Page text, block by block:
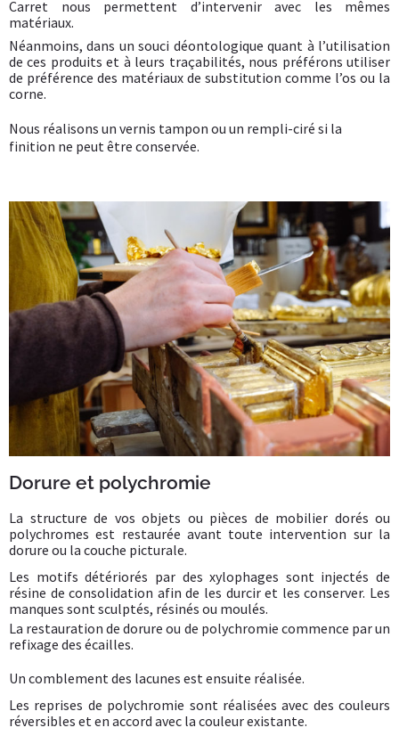
Carret nous permettent d’intervenir avec les mêmes
matériaux.
Néanmoins, dans un souci déontologique quant à l’utilisation
de ces produits et à leurs traçabilités, nous préférons utiliser
de préférence des matériaux de substitution comme l’os ou la
corne.
Nous réalisons un vernis tampon ou un rempli-ciré si la
finition ne peut être conservée.
Dorure et polychromie
La structure de vos objets ou pièces de mobilier dorés ou
polychromes est restaurée avant toute intervention sur la
dorure ou la couche picturale.
Les motifs détériorés par des xylophages sont injectés de
résine de consolidation afin de les durcir et les conserver. Les
manques sont sculptés, résinés ou moulés.
La restauration de dorure ou de polychromie commence par un
refixage des écailles.
Un comblement des lacunes est ensuite réalisée.
Les reprises de polychromie sont réalisées avec des couleurs
réversibles et en accord avec la couleur existante.